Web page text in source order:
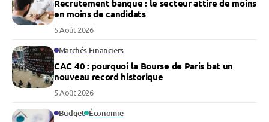
Recrutement banque : le secteur attire de moins
en moins de candidats
5 Août 2026
Marchés Financiers
CAC 40 : pourquoi la Bourse de Paris bat un
nouveau record historique
5 Août 2026
Budget Économie